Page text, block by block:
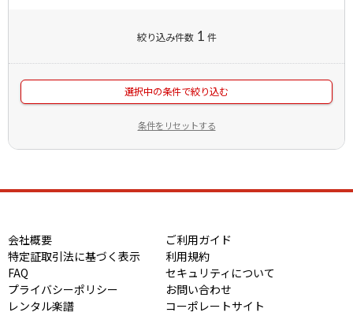
絞り込み件数 1 件
選択中の条件で絞り込む
条件をリセットする
会社概要
ご利用ガイド
特定証取引法に基づく表示
利用規約
FAQ
セキュリティについて
プライバシーポリシー
お問い合わせ
レンタル楽譜
コーポレートサイト